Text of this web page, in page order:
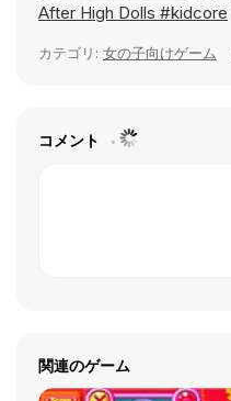
After High Dolls #kidcore
カテゴリ: 女の子向けゲーム
コメント
関連のゲーム